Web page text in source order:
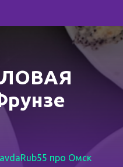
про Омск